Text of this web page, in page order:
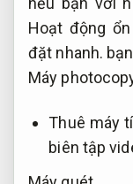
Hoạt động
đặt nhanh.
Máy
Thuê máy
biên tập